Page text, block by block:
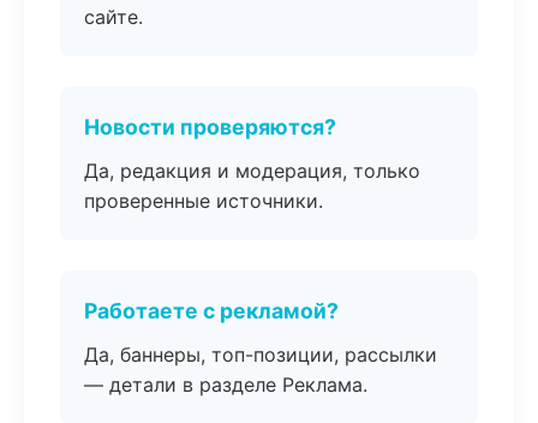
сайте.
Новости проверяются?
Да, редакция и модерация, только
проверенные источники.
Работаете с рекламой?
Да, баннеры, топ-позиции, рассылки
— детали в разделе Реклама.